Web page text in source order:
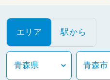
エリア 駅から